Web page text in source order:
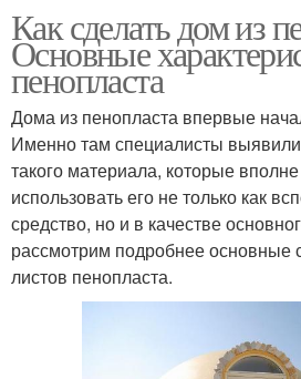
Как сделать дом из
Основные
пенопласта
Дома из пенопласта впервые
Именно там специалисты
такого материала, которые
использовать его не только как
средство, но и в качестве
рассмотрим подробнее основные
листов пенопласта.